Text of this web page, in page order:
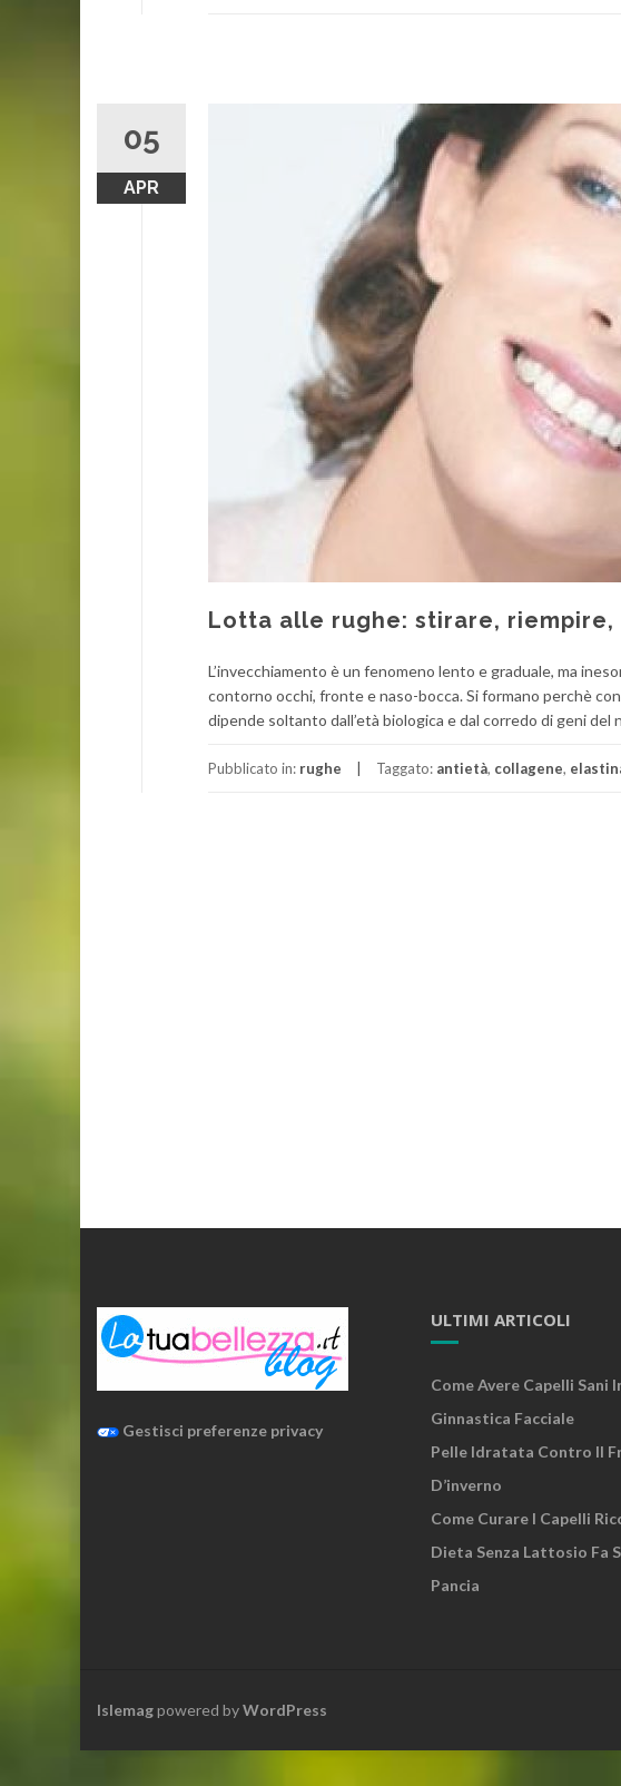
05
APR
Lotta alle rughe: stirare, riempire,
L’invecchiamento è un fenomeno lento e graduale, ma
contorno occhi, fronte e naso-bocca. Si formano perchè
dipende soltanto dall’età biologica e dal corredo di geni
Pubblicato in: rughe Taggato: antietà, collagene,
Gestisci preferenze privacy
ULTIMI ARTICOLI
Come Avere Capelli Sani
Ginnastica Facciale
Pelle Idratata Contro Il
D’inverno
Come Curare I Capelli
Dieta Senza Lattosio Fa
Pancia
Islemagpowered byWordPress